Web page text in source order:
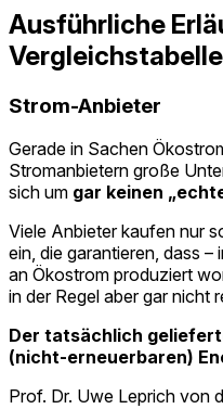
Ausführliche
Vergleichstabelle
Strom-Anbieter
Gerade in Sachen
Stromanbietern große
sich um gar keinen
Viele Anbieter kaufen nur
ein, die garantieren, dass
an Ökostrom produziert
in der Regel aber gar nicht
Der tatsächlich
(nicht-erneuerbaren)
Prof. Dr. Uwe Leprich von